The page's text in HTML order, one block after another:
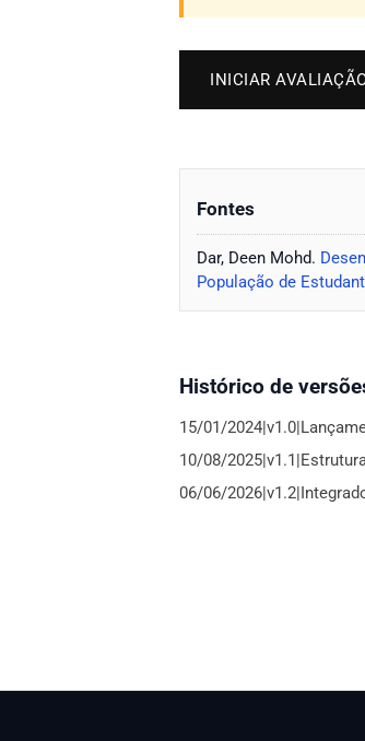
INICIAR
Fontes
Dar, Deen Mohd.
População de
Histórico de
15/01/
10/08/
06/06/